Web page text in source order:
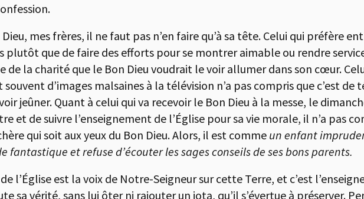
mes frères, il ne faut pas n’en faire qu’à sa tête. Celui qui préfère
plutôt que de faire des efforts pour se montrer aimable ou rendre
de la charité que le Bon Dieu voudrait le voir allumer dans son cœur.
souvent d’images malsaines à la télévision n’a pas compris que c’est de
jeûner. Quant à celui qui va recevoir le Bon Dieu à la messe, le
et de suivre l’enseignement de l’Église pour sa vie morale, il n’a pas
qui soit aux yeux du Bon Dieu. Alors, il est comme un enfant
fantastique et refuse d’écouter les sages conseils de ses bons parents.
l’Église est la voix de Notre-Seigneur sur cette Terre, et c’est
sa vérité, sans lui ôter ni rajouter un iota, qu’il s’évertue à préserver.